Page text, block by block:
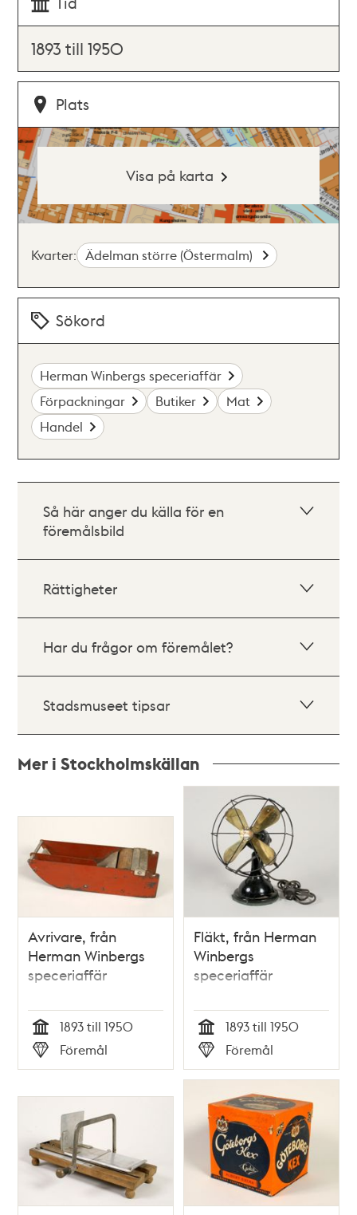
1893 till 1950
Plats
Visa på karta
Kvarter: Ädelman större (Östermalm)
Sökord
Herman Winbergs speceriaffär
Förpackningar
Butiker
Mat
Handel
Så här anger du källa för en
föremålsbild
Rättigheter
Har du frågor om föremålet?
Stadsmuseet tipsar
Mer i Stockholmskällan
poster
teman
Avrivare, från
Herman Winbergs
speceriaffär
Tid
1893 till 1950
Typ
Föremål
Fläkt, från Herman
Winbergs
speceriaffär
Tid
1893 till 1950
Typ
Föremål